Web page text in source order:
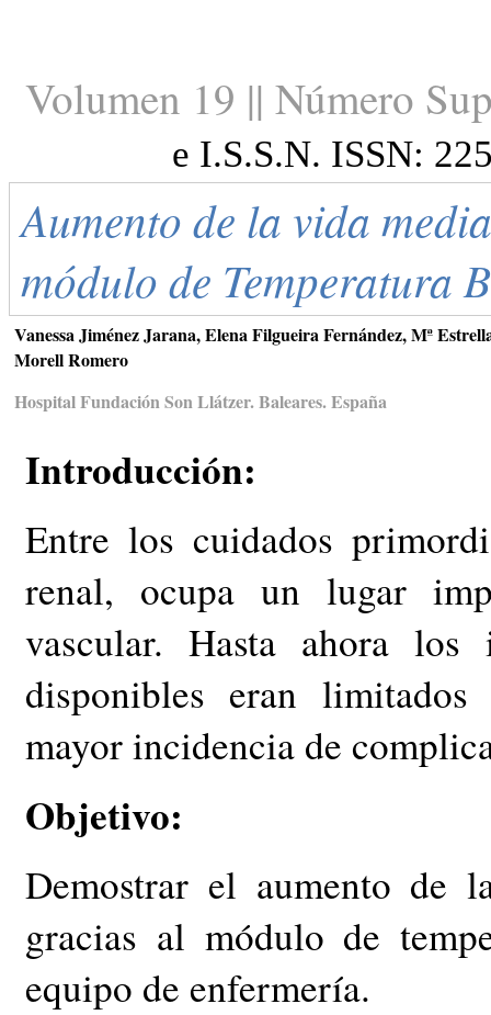
Volumen 19 || Número
e I.S.S.N. ISSN:
Aumento de la vida
módulo de Temperatura
Vanessa Jiménez Jarana, Elena Filgueira Fernández, Mª
Morell Romero
Hospital Fundación Son Llátzer. Baleares. España
Introducción:
Entre los cuidados
renal, ocupa un lugar
vascular. Hasta ahora los
disponibles eran
mayor incidencia de
Objetivo:
Demostrar el aumento de
gracias al módulo de
equipo de enfermería.